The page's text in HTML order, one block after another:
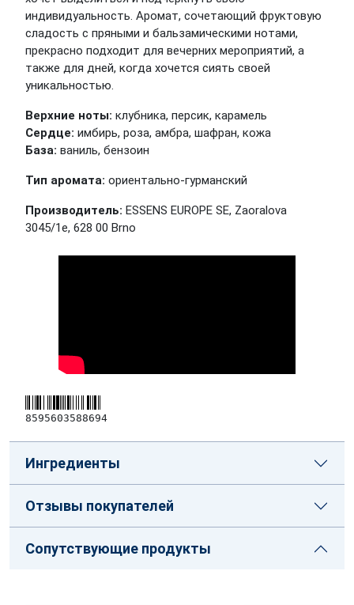
индивидуальность. Аромат, сочетающий фруктовую
сладость с пряными и бальзамическими нотами,
прекрасно подходит для вечерних мероприятий, а
также для дней, когда хочется сиять своей
уникальностью.
Верхние ноты: клубника, персик, карамель
Сердце: имбирь, роза, амбра, шафран, кожа
База: ваниль, бензоин
Тип аромата: ориентально-гурманский
Производитель: ESSENS EUROPE SE, Zaoralova
3045/1e, 628 00 Brno
8595603588694
Ингредиенты
Отзывы покупателей
Сопутствующие продукты